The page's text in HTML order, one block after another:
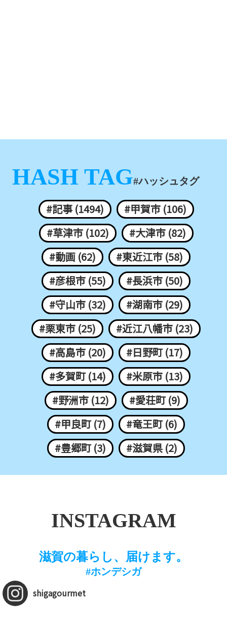
HASH TAG#ハッシュタグ
#記事 (1494)
#甲賀市 (106)
#草津市 (102)
#大津市 (82)
#動画 (62)
#東近江市 (58)
#彦根市 (55)
#長浜市 (50)
#守山市 (32)
#湖南市 (29)
#栗東市 (25)
#近江八幡市 (23)
#高島市 (20)
#日野町 (17)
#多賀町 (14)
#米原市 (13)
#野洲市 (12)
#愛荘町 (9)
#甲良町 (7)
#竜王町 (6)
#豊郷町 (3)
#滋賀県 (2)
INSTAGRAM
滋賀の暮らし、届けます。
#ホンデシガ
shigagourmet